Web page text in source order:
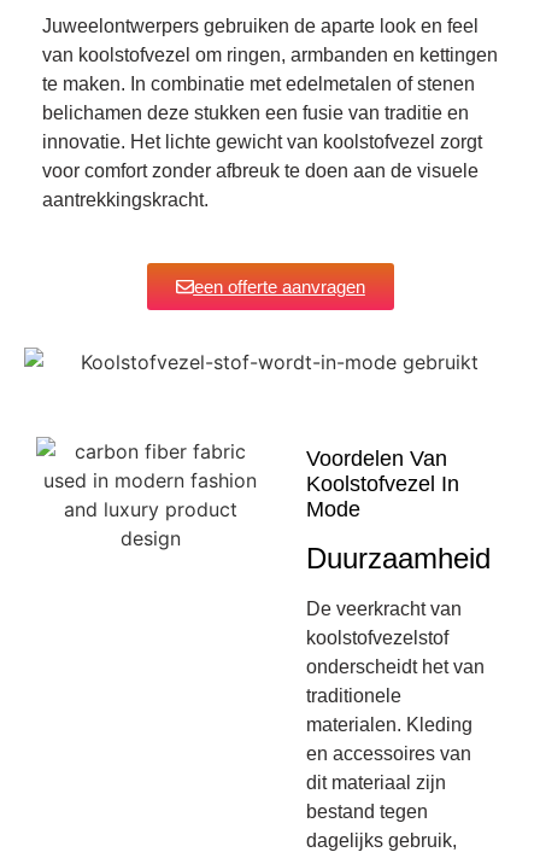
Juweelontwerpers gebruiken de aparte look en feel
van koolstofvezel om ringen, armbanden en kettingen
te maken. In combinatie met edelmetalen of stenen
belichamen deze stukken een fusie van traditie en
innovatie. Het lichte gewicht van koolstofvezel zorgt
voor comfort zonder afbreuk te doen aan de visuele
aantrekkingskracht.
een offerte aanvragen
Voordelen Van
Koolstofvezel In
Mode
Duurzaamheid
De veerkracht van
koolstofvezelstof
onderscheidt het van
traditionele
materialen. Kleding
en accessoires van
dit materiaal zijn
bestand tegen
dagelijks gebruik,